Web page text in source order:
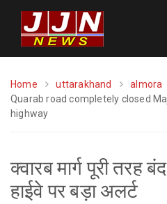
Home uttarakhand
almora
Quarab road completely closed
highway
क्वारब मार्ग पूरी तरह
हाईवे पर बड़ा अलर्ट